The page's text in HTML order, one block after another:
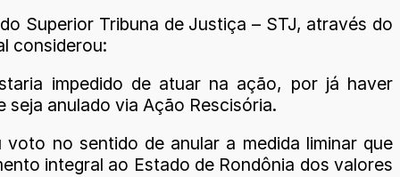
Superior Tribuna de Justiça – STJ, através do
considerou:
impedido de atuar na ação, por já haver
anulado via Ação Rescisória.
no sentido de anular a medida liminar que
integral ao Estado de Rondônia dos valores